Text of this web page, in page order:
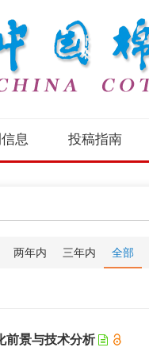
息 投稿指南
两年内 三年内 全部
前景与技术分析